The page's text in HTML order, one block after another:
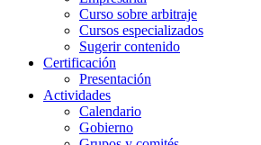
Curso sobre arbitraje
Cursos especializados
Sugerir contenido
Certificación
Presentación
Actividades
Calendario
Gobierno